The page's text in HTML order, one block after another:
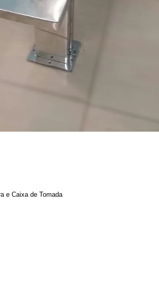
e Caixa de Tomada